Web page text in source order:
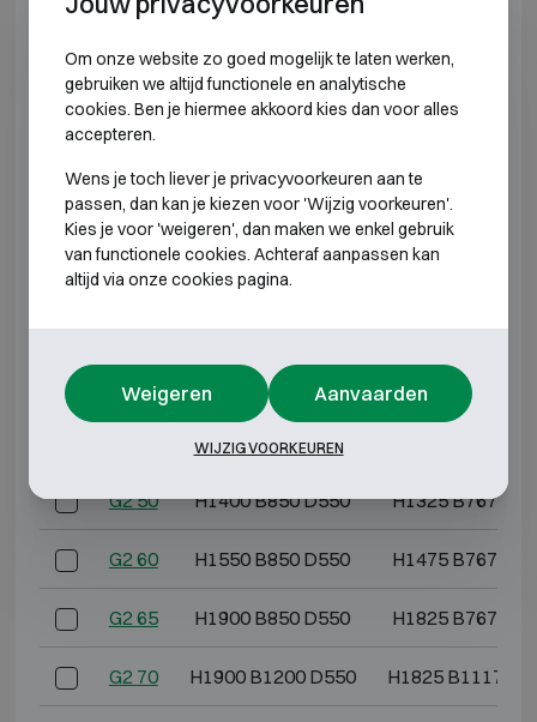
INBRAAKWEREND KLASSE 2
Model Buitenmaten (mm) Binnenmaten
G2 3
G2 5 H600 B500 D475 H525 B417
G2 10 H600 B600 D500 H525 B517
G2 20 H800 B600 D500 H725 B517
G2 30 H1000 B600 D500 H925 B517
H1200 B600 D500
G2 50 H1400 B850 D550 H1325 B767
G2 60 H1550 B850 D550 H1475 B767
G2 65 H1900 B850 D550 H1825 B767
G2 70 H1900 B1200 D550 H1825 B1117
Om onze website zo goed mogelijk te laten werken,
gebruiken we altijd functionele en analytische
cookies. Ben je hiermee akkoord kies dan voor alles
accepteren.
Wens je toch liever je privacyvoorkeuren aan te
passen, dan kan je kiezen voor 'Wijzig voorkeuren'.
Kies je voor 'weigeren', dan maken we enkel gebruik
van functionele cookies. Achteraf aanpassen kan
altijd via onze cookies pagina.
Weigeren Aanvaarden
WIJZIG VOORKEUREN